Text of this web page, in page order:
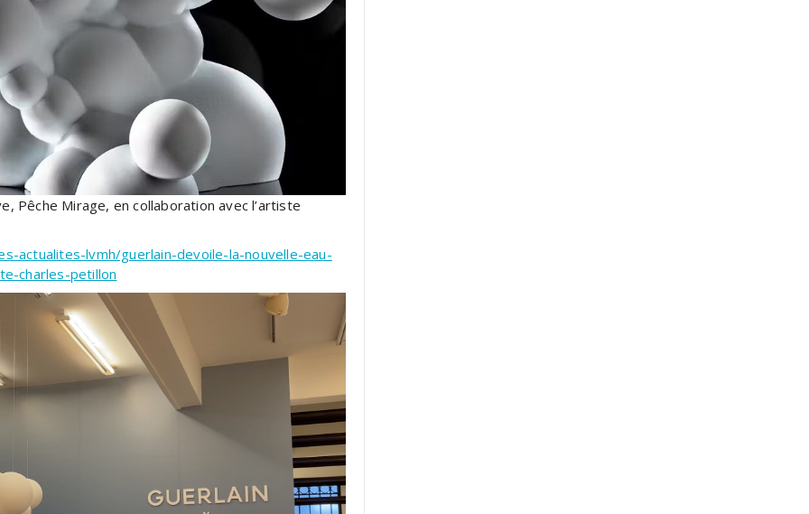
Pêche Mirage, en collaboration avec l’artiste
actualites-lvmh/guerlain-devoile-la-nouvelle-eau-
charles-petillon